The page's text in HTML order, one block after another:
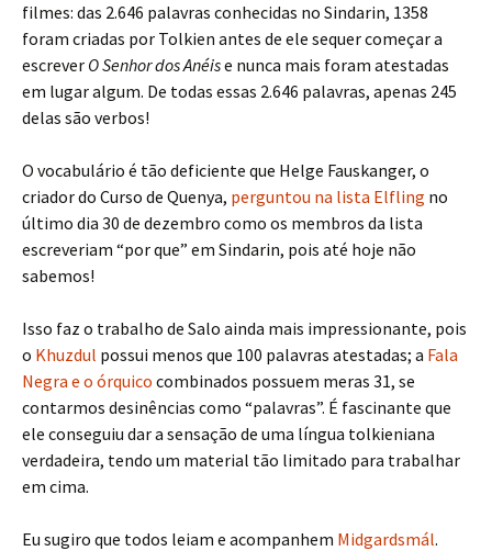
filmes: das 2.646 palavras conhecidas no Sindarin, 1358
foram criadas por Tolkien antes de ele sequer começar a
escrever O Senhor dos Anéise nunca mais foram atestadas
em lugar algum. De todas essas 2.646 palavras, apenas 245
delas são verbos!
O vocabulário é tão deficiente que Helge Fauskanger, o
criador do Curso de Quenya, perguntou na lista Elfling no
último dia 30 de dezembro como os membros da lista
escreveriam “por que” em Sindarin, pois até hoje não
sabemos!
Isso faz o trabalho de Salo ainda mais impressionante, pois
o Khuzdul possui menos que 100 palavras atestadas; a Fala
Negra e o órquico combinados possuem meras 31, se
contarmos desinências como “palavras”. É fascinante que
ele conseguiu dar a sensação de uma língua tolkieniana
verdadeira, tendo um material tão limitado para trabalhar
em cima.
Eu sugiro que todos leiam e acompanhem Midgardsmál.